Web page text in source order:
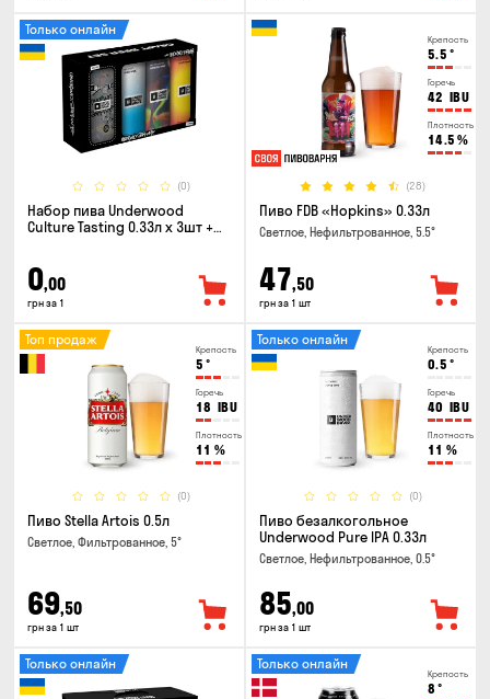
(0)
Только онлайн
Набор пива Underwood
Culture Tasting 0.33л x 3шт +
0,00
грн за 1
Крепость
5.5 °
Горечь
42 IBU
Плотность
14.5 %
(28)
Пиво FDB «Hopkins» 0.33л
Светлое, Нефильтрованное, 5.5°
47,50
грн за 1 шт
Крепость
5 °
Горечь
18 IBU
Плотность
11 %
(0)
Топ продаж
Пиво Stella Artois 0.5л
Светлое, Фильтрованное, 5°
69,50
грн за 1 шт
Крепость
0.5 °
Горечь
40 IBU
Плотность
11 %
(0)
Только онлайн
Пиво безалкогольное
Underwood Pure IPA 0.33л
Светлое, Нефильтрованное, 0.5°
85,00
грн за 1 шт
Только онлайн
Крепость
8 °
Только онлайн